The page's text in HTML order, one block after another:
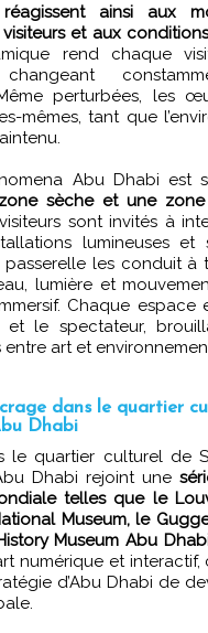
ainsi aux
et aux
rend chaque
changeant
perturbées, les
mêmes, tant que
Abu Dhabi est
sèche et une zone
sont invités à
lumineuses et
les conduit à
lumière et
Chaque espace
et le spectateur,
art et
dans le quartier
Dhabi
Dhabi rejoint une
telles que le
Museum, le
Museum Abu
numérique et
d’Abu Dhabi de